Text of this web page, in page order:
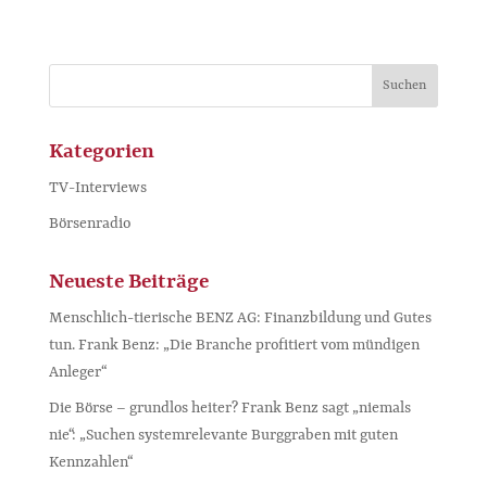
Kategorien
TV-Interviews
Börsenradio
Neueste Beiträge
Menschlich-tierische BENZ AG: Finanzbildung und Gutes
tun. Frank Benz: „Die Branche profitiert vom mündigen
Anleger“
Die Börse – grundlos heiter? Frank Benz sagt „niemals
nie“: „Suchen systemrelevante Burggraben mit guten
Kennzahlen“